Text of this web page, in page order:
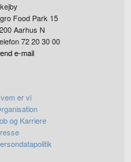
Food Park 15
Aarhus N
72 20 30 00
e-mail
er vi
og Karriere